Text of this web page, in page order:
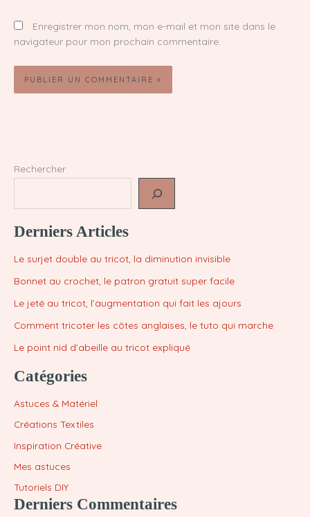
Enregistrer mon nom, mon e-mail et mon site dans le
navigateur pour mon prochain commentaire.
Rechercher
Derniers Articles
Le surjet double au tricot, la diminution invisible
Bonnet au crochet, le patron gratuit super facile
Le jeté au tricot, l’augmentation qui fait les ajours
Comment tricoter les côtes anglaises, le tuto qui marche
Le point nid d’abeille au tricot expliqué
Catégories
Astuces & Matériel
Créations Textiles
Inspiration Créative
Mes astuces
Tutoriels DIY
Derniers Commentaires